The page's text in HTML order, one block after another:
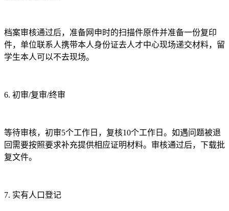
档案审核通过后，准备网申时的扫描件原件并准备一份复印
件，单位联系人携带本人身份证去人才中心现场递交材料，留
学生本人可以不去现场。
6. 初审/复审/终审
等待审核，初审5个工作日，复核10个工作日。如遇问题被退
回需要按照要求补充提供相应证明材料。审核通过后，下载批
复文件。
7. 实有人口登记